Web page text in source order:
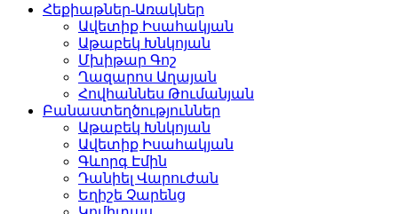
Հեքիաթներ-Առակներ
Ավետիք Իսահակյան
Աթաբեկ Խնկոյան
Մխիթար Գոշ
Ղազարոս Աղայան
Հովհաննես Թումանյան
Բանաստեղծություններ
Աթաբեկ Խնկոյան
Ավետիք Իսահակյան
Գևորգ Էմին
Դանիել Վարուժան
Եղիշե Չարենց